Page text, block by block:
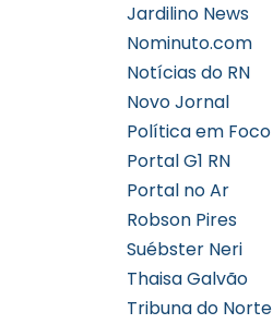
Jardilino News
Nominuto.com
Notícias do RN
Novo Jornal
Política em Foco
Portal G1 RN
Portal no Ar
Robson Pires
Suébster Neri
Thaisa Galvão
Tribuna do Norte